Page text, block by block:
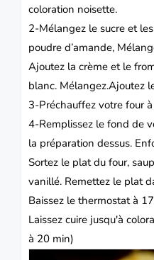
coloration noisette.
2-Mélangez le sucre et
poudre d’amande,
Ajoutez la crème et le
blanc. Mélangez.Ajoutez
3-Préchauffez votre four
4-Remplissez le fond de
la préparation dessus.
Sortez le plat du four,
vanillé. Remettez le plat
Baissez le thermostat à
Laissez cuire jusqu'à
à 20 min)